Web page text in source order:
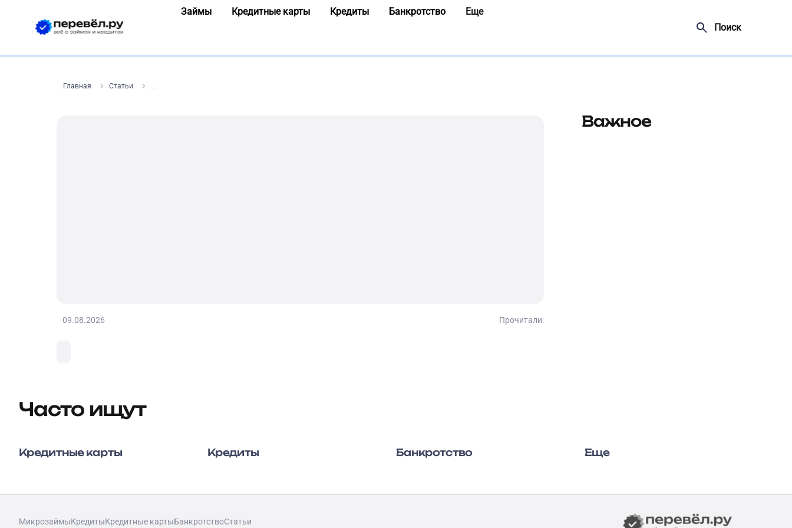
Займы Кредитные карты Кредиты Банкротство
Еще
Поиск
Главная Статьи
09.08.2026 Прочитали:
Важное
Часто ищут
Кредитные карты Кредиты Банкротство Еще
МикрозаймыКредитыКредитные картыБанкротствоСтатьи